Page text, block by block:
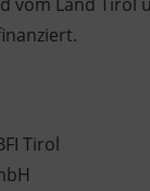
Tirol